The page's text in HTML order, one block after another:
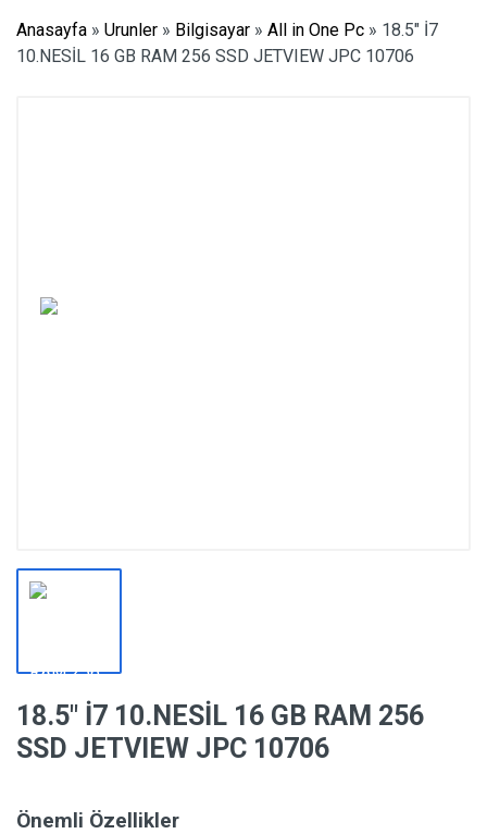
Anasayfa » Urunler » Bilgisayar » All in One Pc » 18.5″ İ7
10.NESİL 16 GB RAM 256 SSD JETVIEW JPC 10706
18.5″ İ7 10.NESİL 16 GB RAM 256
SSD JETVIEW JPC 10706
Önemli Özellikler